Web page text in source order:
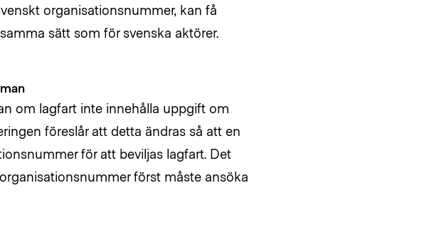
organisationsnummer, kan få
sätt som för svenska aktörer.
om lagfart inte innehålla uppgift om
föreslår att detta ändras så att en
för att beviljas lagfart. Det
först måste ansöka